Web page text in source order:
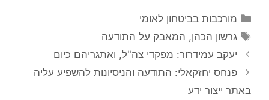
קטגוריות
מורכבות בביטחון לאומי
תגיות
גרשון הכהן, המאבק על התודעה
יעקב עמידרור: מפקדי צה"ל, ואתגריהם כיום
פנחס יחזקאלי: התודעה והניסיונות להשפיע עליה
באתר ייצור ידע